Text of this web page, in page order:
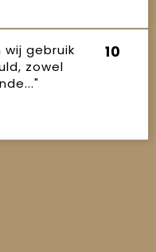
wij gebruik
zowel
10